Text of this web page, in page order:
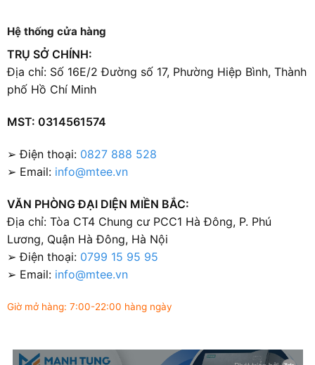
Hệ thống cửa hàng
TRỤ SỞ CHÍNH:
Địa chỉ: Số 16E/2 Đường số 17, Phường Hiệp Bình, Thành
phố Hồ Chí Minh
MST: 0314561574
➢ Điện thoại: 0827 888 528
➢ Email: info@mtee.vn
VĂN PHÒNG ĐẠI DIỆN MIỀN BẮC:
Địa chỉ: Tòa CT4 Chung cư PCC1 Hà Đông, P. Phú
Lương, Quận Hà Đông, Hà Nội
➢ Điện thoại: 0799 15 95 95
➢ Email: info@mtee.vn
Giờ mở hàng: 7:00-22:00 hàng ngày